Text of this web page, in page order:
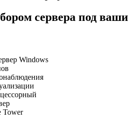
сервера под ваши
Windows
Tower